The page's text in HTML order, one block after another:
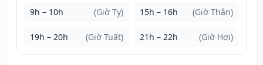
9h – 10h (Giờ Tỵ) 15h – 16h (Giờ Thân)
19h – 20h (Giờ Tuất) 21h – 22h (Giờ Hợi)